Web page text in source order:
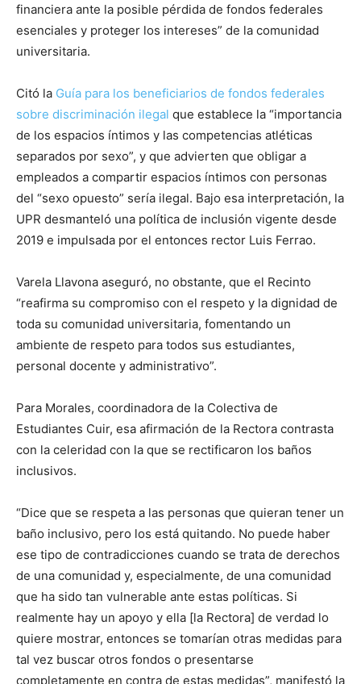
financiera ante la posible pérdida de fondos federales
esenciales y proteger los intereses” de la comunidad
universitaria.
Citó la Guía para los beneficiarios de fondos federales
sobre discriminación ilegal que establece la “importancia
de los espacios íntimos y las competencias atléticas
separados por sexo”, y que advierten que obligar a
empleados a compartir espacios íntimos con personas
del “sexo opuesto” sería ilegal. Bajo esa interpretación, la
UPR desmanteló una política de inclusión vigente desde
2019 e impulsada por el entonces rector Luis Ferrao.
Varela Llavona aseguró, no obstante, que el Recinto
“reafirma su compromiso con el respeto y la dignidad de
toda su comunidad universitaria, fomentando un
ambiente de respeto para todos sus estudiantes,
personal docente y administrativo”.
Para Morales, coordinadora de la Colectiva de
Estudiantes Cuir, esa afirmación de la Rectora contrasta
con la celeridad con la que se rectificaron los baños
inclusivos.
“Dice que se respeta a las personas que quieran tener un
baño inclusivo, pero los está quitando. No puede haber
ese tipo de contradicciones cuando se trata de derechos
de una comunidad y, especialmente, de una comunidad
que ha sido tan vulnerable ante estas políticas. Si
realmente hay un apoyo y ella [la Rectora] de verdad lo
quiere mostrar, entonces se tomarían otras medidas para
tal vez buscar otros fondos o presentarse
completamente en contra de estas medidas”, manifestó la